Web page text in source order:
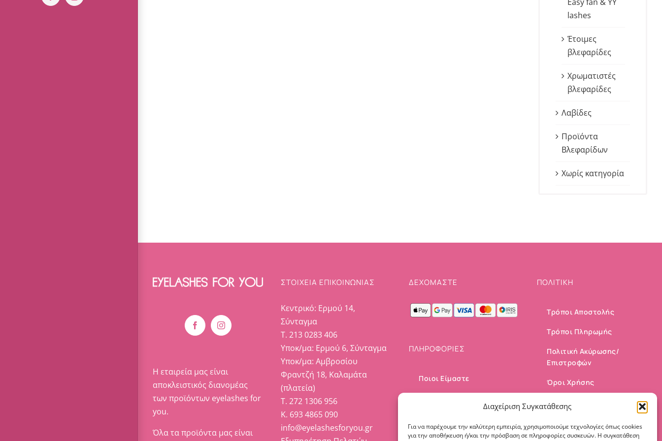
Διαχείριση Συγκατάθεσης
Για να παρέχουμε την καλύτερη εμπειρία, χρησιμοποιούμε τεχνολογίες όπως cookies
για την αποθήκευση ή/και την πρόσβαση σε πληροφορίες συσκευών. Η συγκατάθεση
lashes
Έτοιμες
βλεφαρίδες
Χρωματιστές
βλεφαρίδες
Λαβίδες
Προϊόντα
Βλεφαρίδων
Χωρίς κατηγορία
Η εταιρεία μας είναι
αποκλειστικός διανομέας
των προϊόντων eyelashes for
you.
Όλα τα προϊόντα μας είναι
ΣΤΟΙΧΕΊΑ ΕΠΙΚΟΙΝΩΝΊΑΣ
Κεντρικό: Ερμού 14,
Σύνταγμα
Τ. 213 0283 406
Υποκ/μα: Ερμού 6, Σύνταγμα
Υποκ/μα: Αμβροσίου
Φραντζή 18, Καλαμάτα
(πλατεία)
Τ. 272 1306 956
Κ. 693 4865 090
info@eyelashesforyou.gr
ΔΕΧΟΜΑΣΤΕ
ΠΛΗΡΟΦΟΡΙΕΣ
Ποιοι Είμαστε
ΠΟΛΙΤΙΚΗ
Τρόποι Αποστολής
Τρόποι Πληρωμής
Πολιτική Ακύρωσης/
Επιστροφών
Όροι Χρήσης
Πολιτική Cookies